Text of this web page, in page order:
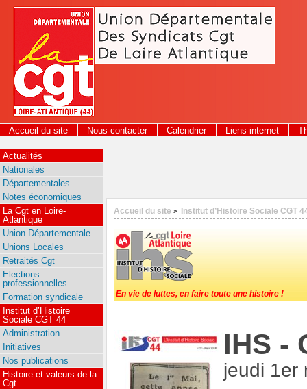
Panneau de gestion des cookies
Accueil du site Nous contacter Calendrier Liens internet
2026
Accueil du site > Institut d’Histoire Sociale CGT
En vie de luttes, en faire toute une histoire !
IHS -
jeudi 1er
Actualités
Nationales
Départementales
Notes économiques
La Cgt en Loire-
Atlantique
Union Départementale
Unions Locales
Retraités Cgt
Elections
professionnelles
Formation syndicale
Institut d’Histoire
Sociale CGT 44
Administration
Initiatives
Nos publications
Histoire et valeurs de la
Cgt